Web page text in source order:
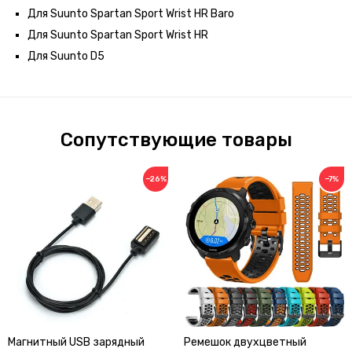
Для Suunto Spartan Sport Wrist HR Baro
Для Suunto Spartan Sport Wrist HR
Для Suunto D5
Сопутствующие товары
−26%
Магнитный USB зарядный
−7%
Ремешок двухцветный